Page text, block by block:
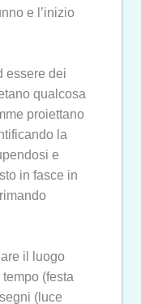
e l’inizio
essere dei
qualcosa
proiettano
la
e
in fasce in
il luogo
(festa
(luce